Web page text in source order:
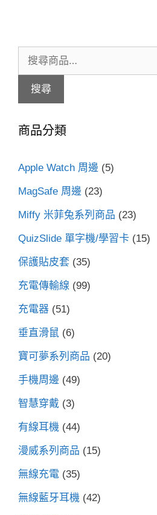
尋
字:
搜尋
商品分類
Apple Watch 周邊 (5)
MagSafe 周邊 (23)
Miffy 米菲兔系列商品 (23)
QuizSlide 單字機/學習卡 (15)
保護貼皮套 (35)
充電傳輸線 (99)
充電器 (51)
垂直滑鼠 (6)
寶可夢系列商品 (20)
手機周邊 (49)
智慧穿戴 (3)
有線耳機 (44)
漫威系列商品 (15)
無線充電 (35)
無線藍牙耳機 (42)